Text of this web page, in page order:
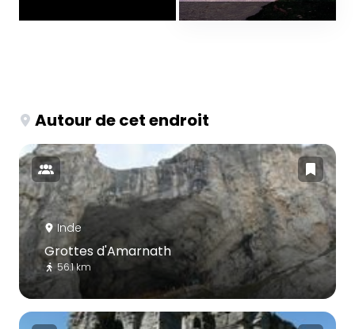
Autour de cet endroit
Inde
Grottes d'Amarnath
56.1 km